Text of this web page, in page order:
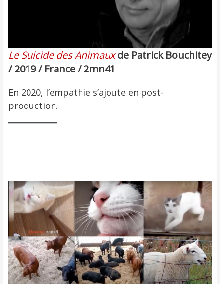
Le Suicide des Animaux de Patrick Bouchitey
/ 2019 / France / 2mn41
En 2020, l’empathie s’ajoute en post-
production.